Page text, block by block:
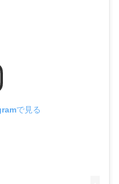
で見る